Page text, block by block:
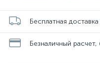
Бесплатная
Безналичный